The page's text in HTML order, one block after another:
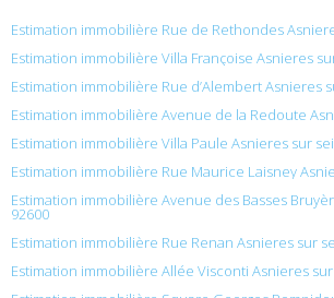
Estimation immobilière Rue de Rethondes
Estimation immobilière Villa Françoise Asnieres
Estimation immobilière Rue d’Alembert Asnieres
Estimation immobilière Avenue de la Redoute
Estimation immobilière Villa Paule Asnieres sur
Estimation immobilière Rue Maurice Laisney
Estimation immobilière Avenue des Basses
92600
Estimation immobilière Rue Renan Asnieres sur
Estimation immobilière Allée Visconti Asnieres